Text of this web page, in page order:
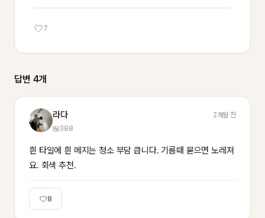
7
답변 4개
라다
2개월 전
388
흰 타일에 흰 메지는 청소 부담 큽니다. 기름때 묻으면 노레져
요. 회색 추천.
8